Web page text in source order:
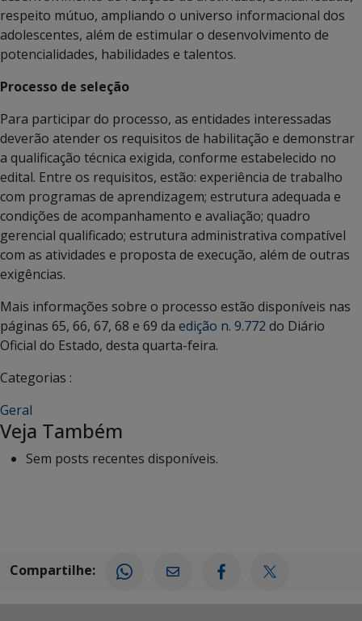
respeito mútuo, ampliando o universo informacional dos
adolescentes, além de estimular o desenvolvimento de
potencialidades, habilidades e talentos.
Processo de seleção
Para participar do processo, as entidades interessadas
deverão atender os requisitos de habilitação e demonstrar
a qualificação técnica exigida, conforme estabelecido no
edital. Entre os requisitos, estão: experiência de trabalho
com programas de aprendizagem; estrutura adequada e
condições de acompanhamento e avaliação; quadro
gerencial qualificado; estrutura administrativa compatível
com as atividades e proposta de execução, além de outras
exigências.
Mais informações sobre o processo estão disponíveis nas
páginas 65, 66, 67, 68 e 69 da edição n. 9.772 do Diário
Oficial do Estado, desta quarta-feira.
Categorias :
Geral
Veja Também
Sem posts recentes disponíveis.
Compartilhe: